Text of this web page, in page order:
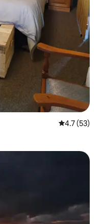
レビュー53
4.7 (53)